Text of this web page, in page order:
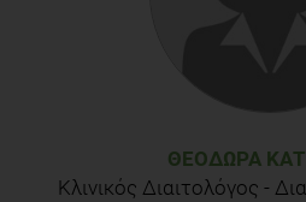
Ελληνικό Ινστιτούτο Διατροφής,
ΘΕΟΔΏΡΑ
Κλινικός Διαιτολόγος -